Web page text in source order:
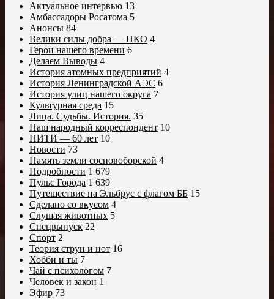
Актуальное интервью 13
Амбассадоры Росатома 5
Анонсы 84
Велики силы добра — НКО 4
Герои нашего времени 6
Делаем Выводы 4
История атомных предприятий 4
История Ленинградской АЭС 6
История улиц нашего округа 7
Культурная среда 15
Лица. Судьбы. История. 35
Наш народный корреспондент 10
НИТИ — 60 лет 10
Новости 73
Память земли сосновоборской 4
Подробности 1 679
Пульс Города 1 639
Путешествие на Эльбрус с флагом ББ 15
Сделано со вкусом 4
Слушая животных 5
Спецвыпуск 22
Спорт 2
Теория струн и нот 16
Хобби и ты 7
Чай с психологом 7
Человек и закон 1
Эфир 73